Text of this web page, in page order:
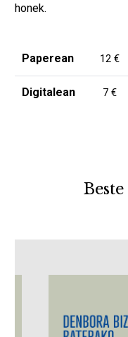
honek.
Paperean 12 €
Digitalean 7 €